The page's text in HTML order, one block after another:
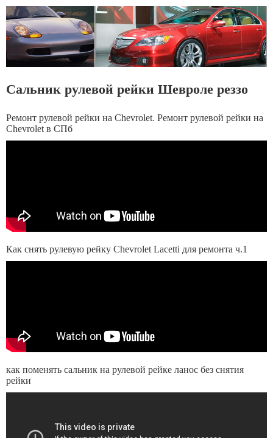
Сальник рулевой рейки Шевроле реззо
Ремонт рулевой рейки на Chevrolet. Ремонт рулевой рейки на
Chevrolet в СПб
Как снять рулевую рейку Chevrolet Lacetti для ремонта ч.1
как поменять сальник на рулевой рейке ланос без снятия
рейки